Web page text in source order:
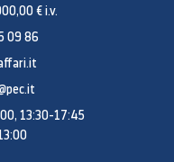
€ i.v.
09 86
13:30-17:45